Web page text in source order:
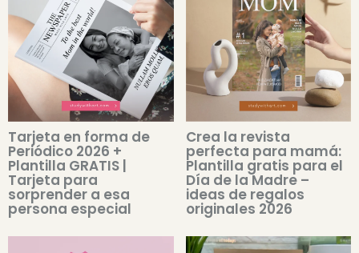
Tarjeta en forma de
Periódico 2026 +
Plantilla GRATIS |
Tarjeta para
sorprender a esa
persona especial
Crea la revista
perfecta para mamá:
Plantilla gratis para el
Día de la Madre –
ideas de regalos
originales 2026